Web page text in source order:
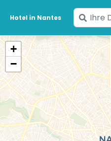
Hotel in Nantes
Sie
Ihre
Daten
ein
+
−